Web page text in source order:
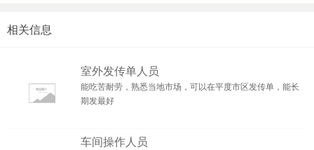
相关信息
室外发传单人员
能吃苦耐劳，熟悉当地市场，可以在平度市区发传单，能长
期发最好
车间操作人员